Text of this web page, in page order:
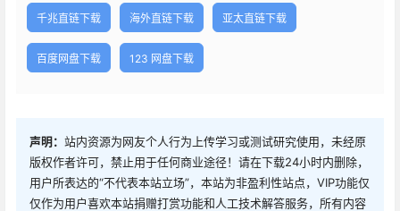
千兆直链下载 海外直链下载 亚太直链下载
百度网盘下载 123 网盘下载
声明： 站内资源为网友个人行为上传学习或测试研究使用，未经原
版权作者许可，禁止用于任何商业途径！请在下载24小时内删除，
用户所表达的“不代表本站立场”，本站为非盈利性站点，VIP功能仅
仅作为用户喜欢本站捐赠打赏功能和人工技术解答服务，所有内容